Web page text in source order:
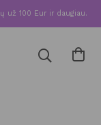
už 100 Eur ir daugiau.